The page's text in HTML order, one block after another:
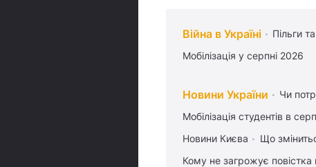
Війна в Україні Пільги
Мобілізація у серпні 2026
Новини України Чи
Мобілізація студентів в
Новини Києва
Що
Кому не загрожує повістка